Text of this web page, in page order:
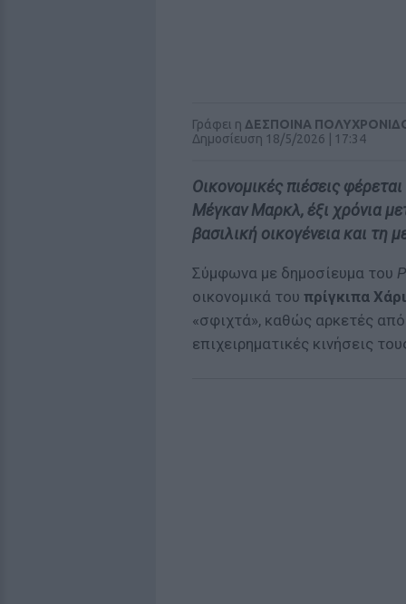
Γράφει η ΔΕΣΠΟΙΝΑ
Δημοσίευση 18/5/2026 | 17:34
Οικονομικές πιέσεις
Μέγκαν Μαρκλ, έξι χρόνια
βασιλική οικογένεια και τη
Σύμφωνα με δημοσίευμα του
οικονομικά του πρίγκιπα Χάρι
«σφιχτά», καθώς αρκετές
επιχειρηματικές κινήσεις